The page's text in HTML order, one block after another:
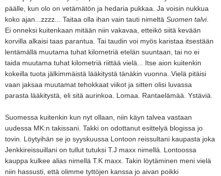
päälle, kun olo on vetämätön ja hedaria pukkaa. Ja voisin nukkua
koko ajan...zzzz... Taitaa olla ihan vain tauti nimeltä Suomen talvi.
Ei onneksi kuitenkaan mitään niin vakavaa, etteikö siitä kevään
korvilla alkaisi taas parantua. Tai taudin voi myös karistaa itsestään
lentämällä muutama tuhat kilometriä etelän suuntaan, tai no ei
taida muutama tuhat kilometriä riittää vielä... Itse aion kuitenkin
kokeilla tuota jälkimmäistä lääkitystä tänäkin vuonna..Vielä pitäisi
vaan jaksaa muutamat tehokkaat viikot ja sitten olisi luvassa
parasta lääkitystä, eli sitä aurinkoa. Lomaa. Rantaelämää. Ystäviä.
Suomessa kuitenkin kun nyt ollaan, niin käyn talvea vastaan
uudessa MK:n takissani. Takki on odottanut esittelyä blogissa jo
tovin. Löytyihän se jo syyskuussa Lontoon reissultani kaupasta joka
Jenkkireissuillani on tullut tutuksi T.J maxx nimellä. Lontoossa
kauppa kulkee alias nimellä T.K maxx. Takin löytäminen meni vielä
niin hassusti, että olimme tyttöjen kanssa jo aivan poikki